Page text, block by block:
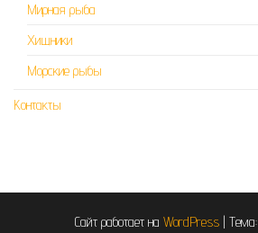
Мирная рыба
Хищники
Морские рыбы
Контакты
Сайт работает на WordPress Тема: